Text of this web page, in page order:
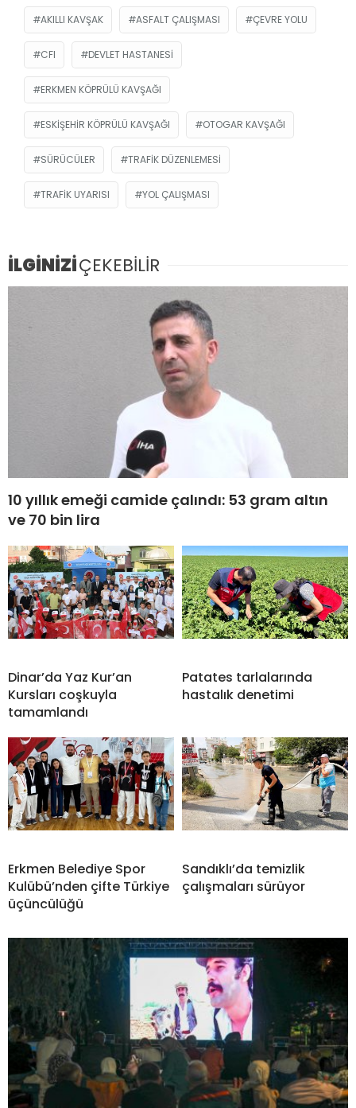
AKILLI KAVŞAK ASFALT ÇALIŞMASI ÇEVRE YOLU
CFI DEVLET HASTANESI
ERKMEN KÖPRÜLÜ KAVŞAĞI
ESKIŞEHIR KÖPRÜLÜ KAVŞAĞI OTOGAR KAVŞAĞI
SÜRÜCÜLER TRAFIK DÜZENLEMESI
TRAFIK UYARISI YOL ÇALIŞMASI
İLGİNİZİÇEKEBİLİR
10 yıllık emeği camide çalındı: 53 gram altın
ve 70 bin lira
Dinar’da Yaz Kur’an
Kursları coşkuyla
tamamlandı
Patates tarlalarında
hastalık denetimi
Erkmen Belediye Spor
Kulübü’nden çifte Türkiye
üçüncülüğü
Sandıklı’da temizlik
çalışmaları sürüyor